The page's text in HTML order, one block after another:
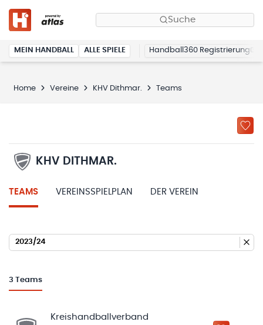
Suche
MEIN HANDBALL ALLE SPIELE Handball360 Registrierung
Home Vereine KHV Dithmar. Teams
KHV DITHMAR.
TEAMS VEREINSSPIELPLAN DER VEREIN
2023/24
3 Teams
Kreishandballverband